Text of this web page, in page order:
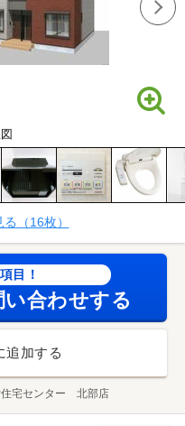
（16枚）
目！
合わせする
追加する
住宅センター 北部店